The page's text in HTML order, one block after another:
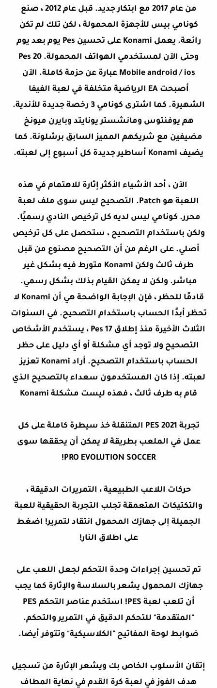
من عام 2017 مع ابتكار جديد. قبل عام 2012 ، صنع
كونامي بيس للأجهزة المحمولة ، لكن تلك لم تكن
رائعة. يعمل Konami على تحسين Pes يوم بعد يوم
وحتى الآن لمستخدمي الهواتف المحمولة. Pes 20
Mobile android / ios عبارة عن حزمة كاملة. الآن
أصبحت EA الرياضية متخلفة في لعبة الفيفا
الشهيرة. كما اشترى كونامي 3 رخصة جديدة للأندية.
هم يوفنتوس ومانشستر يونايتد وبايرن ميونخ
مضيفين مع شريكهم المميز السابق برشلونة. كما
يضيف Konami أساطير جديدة كل أسبوع إلى لعبته.
الآن ، أحد الأشياء الأكثر إثارة للاهتمام في هذه
اللعبة هو Patch. التصحيح ليس سوى ملف لعبة
محرر. كونامي ليس لديه كل ترخيص النادي رسميًا.
ولكن باستخدام التصحيح ، ستحصل على كل ترخيص
أصلي. على الرغم من أن التصحيح مصنوع من قبل
طرف ثالث ولكن Konami متورط فيه بشكل غير
مباشر. ولكن لا يمكن القيام بذلك بشكل رسمي.
قادمًا للحظر ، فإن الإجابة الواضحة هي أن Konami لا
تحظر أبدًا الحساب باستخدام التصحيح. في السنوات
الثلاث الأخيرة منذ إطلاق Pes 17 ، يستخدم الأشخاص
التصحيح ولا توجد أي مشكلة أو أي دليل على حظر
الحساب باستخدام التصحيح. أراد Konami تعزيز
لعبته. إذا كان المستخدمون سعداء بالتصحيح الذي
قام به طرف ثالث ، فهذه ليست مشكلة Konami
تجربة PES 2021 المتنقلة خذ سيطرة كاملة على كل
عمل في الملعب بطريقة لا يمكن أن يحققها سوى
PRO EVOLUTION SOCCER!
حركات اللاعب الطبيعية ، التمريرات الدقيقة ،
والتكتيكات المتعمقة تجلب التجربة الحقيقية للعبة
الجميلة إلى جهازك المحمول انتقاد لتمرير! اضغط
على اطلاق النار!
تم تحسين إجراءات وحدة التحكم لجعل اللعب على
جهازك المحمول يشعر بالسلاسة والإثارة كما يجب
أن تلعب لعبة PES! استخدم عناصر التحكم PES
"المتقدمة" للتحكم الدقيق في التمرير والتحكم.
ضوابط لوحة المفاتيح "الكلاسيكية" وتتوفر أيضا.
إتقان الأسلوب الخاص بك ويشعر الإثارة من تسجيل
هدف الفوز في لعبة كرة القدم في نهاية المطاف